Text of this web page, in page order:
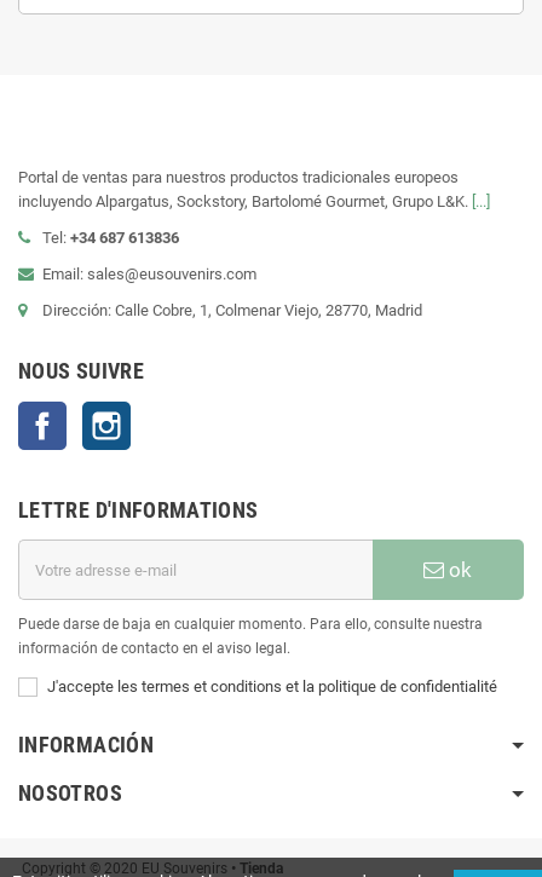
Portal de ventas para nuestros productos tradicionales europeos
incluyendo Alpargatus, Sockstory, Bartolomé Gourmet, Grupo L&K. [...]
Tel: +34 687 613836
Email: sales@eusouvenirs.com
Dirección: Calle Cobre, 1, Colmenar Viejo, 28770, Madrid
NOUS SUIVRE
Facebook
LETTRE D'INFORMATIONS
ok
Puede darse de baja en cualquier momento. Para ello, consulte nuestra
información de contacto en el aviso legal.
J'accepte les termes et conditions et la politique de confidentialité
INFORMACIÓN
NOSOTROS
Copyright © 2020 EU Souvenirs • Tienda